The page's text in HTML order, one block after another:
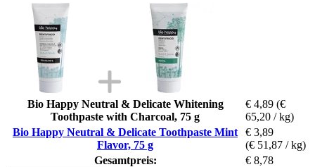
Bio Happy Neutral & Delicate Whitening
Toothpaste with Charcoal, 75 g
€ 4,89 (€
65,20 / kg)
Bio Happy Neutral & Delicate Toothpaste Mint
Flavor, 75 g
€ 3,89
(€ 51,87 / kg)
Gesamtpreis:
€ 8,78